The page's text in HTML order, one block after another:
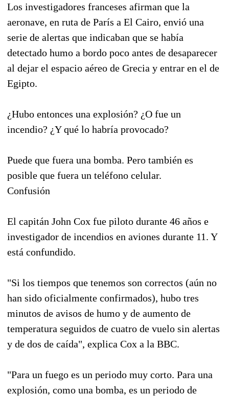
Los investigadores franceses afirman que la
aeronave, en ruta de París a El Cairo, envió una
serie de alertas que indicaban que se había
detectado humo a bordo poco antes de desaparecer
al dejar el espacio aéreo de Grecia y entrar en el de
Egipto.
¿Hubo entonces una explosión? ¿O fue un
incendio? ¿Y qué lo habría provocado?
Puede que fuera una bomba. Pero también es
posible que fuera un teléfono celular.
Confusión
El capitán John Cox fue piloto durante 46 años e
investigador de incendios en aviones durante 11. Y
está confundido.
"Si los tiempos que tenemos son correctos (aún no
han sido oficialmente confirmados), hubo tres
minutos de avisos de humo y de aumento de
temperatura seguidos de cuatro de vuelo sin alertas
y de dos de caída", explica Cox a la BBC.
"Para un fuego es un periodo muy corto. Para una
explosión, como una bomba, es un periodo de